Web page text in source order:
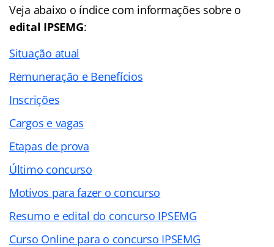
Veja abaixo o índicecom informações sobre o
edital IPSEMG:
Situação atual
Remuneração e Benefícios
Inscrições
Cargos e vagas
Etapas de prova
Último concurso
Motivos para fazer o concurso
Resumo e edital do concurso IPSEMG
Curso Online para o concurso IPSEMG